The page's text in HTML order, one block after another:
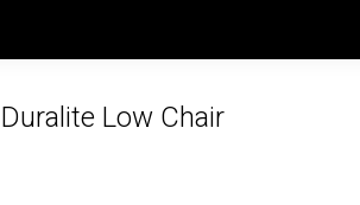
Low Chair